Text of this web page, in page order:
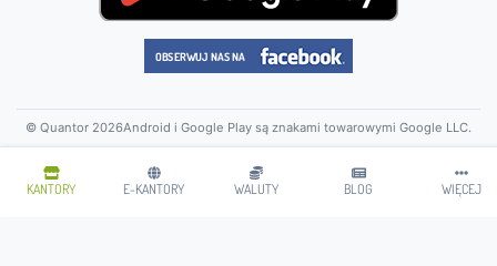
KANTORY E-KANTORY WALUTY BLOG WIĘCEJ
© Quantor 2026Android i Google Play są znakami towarowymi Google LLC.